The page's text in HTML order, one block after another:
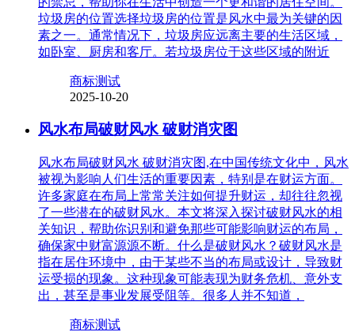
垃圾房的位置选择垃圾房的位置是风水中最为关键的因
素之一。通常情况下，垃圾房应远离主要的生活区域，
如卧室、厨房和客厅。若垃圾房位于这些区域的附近
商标测试
2025-10-20
风水布局破财风水 破财消灾图
风水布局破财风水 破财消灾图,在中国传统文化中，风水
被视为影响人们生活的重要因素，特别是在财运方面。
许多家庭在布局上常常关注如何提升财运，却往往忽视
了一些潜在的破财风水。本文将深入探讨破财风水的相
关知识，帮助你识别和避免那些可能影响财运的布局，
确保家中财富源源不断。什么是破财风水？破财风水是
指在居住环境中，由于某些不当的布局或设计，导致财
运受损的现象。这种现象可能表现为财务危机、意外支
出，甚至是事业发展受阻等。很多人并不知道，
商标测试